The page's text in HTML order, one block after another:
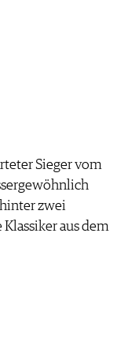
Sieger vom
zwei
aus dem